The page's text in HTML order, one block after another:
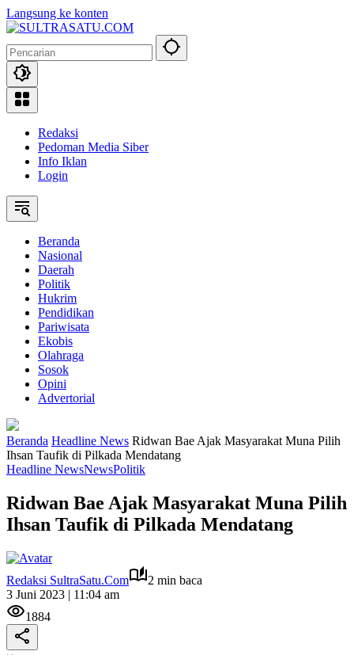
Langsung ke konten
Redaksi
Pedoman Media Siber
Info Iklan
Login
Beranda
Nasional
Daerah
Politik
Hukrim
Pendidikan
Pariwisata
Ekobis
Olahraga
Sosok
Opini
Advertorial
Beranda Headline News Ridwan Bae Ajak Masyarakat Muna Pilih
Ihsan Taufik di Pilkada Mendatang
Headline NewsNewsPolitik
Ridwan Bae Ajak Masyarakat Muna Pilih
Ihsan Taufik di Pilkada Mendatang
Redaksi SultraSatu.Com
2 min baca
3 Juni 2023 | 11:04 am
1884